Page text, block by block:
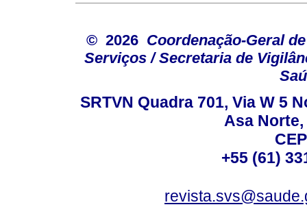
© 2026 Coordenação-Geral
Serviços / Secretaria de
SRTVN Quadra 701, Via W 5
Asa
+55 (61)